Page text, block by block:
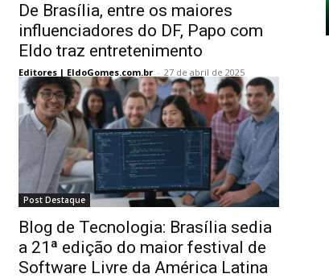
De Brasília, entre os maiores
influenciadores do DF, Papo com
Eldo traz entretenimento
Editores | EldoGomes.com.br - 27 de abril de 2025
Post Destaque
Blog de Tecnologia: Brasília sedia
a 21ª edição do maior festival de
Software Livre da América Latina